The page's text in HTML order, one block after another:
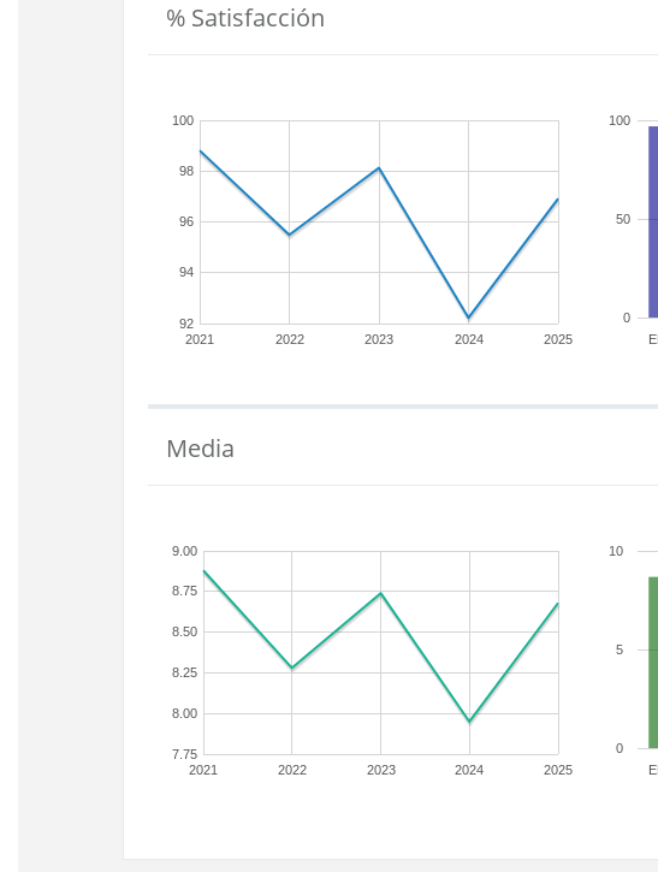
% Satisfacción
2021 2022 2023 2024 2025
92
94
96
98
100
0
50
100
Media
2021 2022 2023 2024 2025
7.75
8.00
8.25
8.50
8.75
9.00
0
5
10